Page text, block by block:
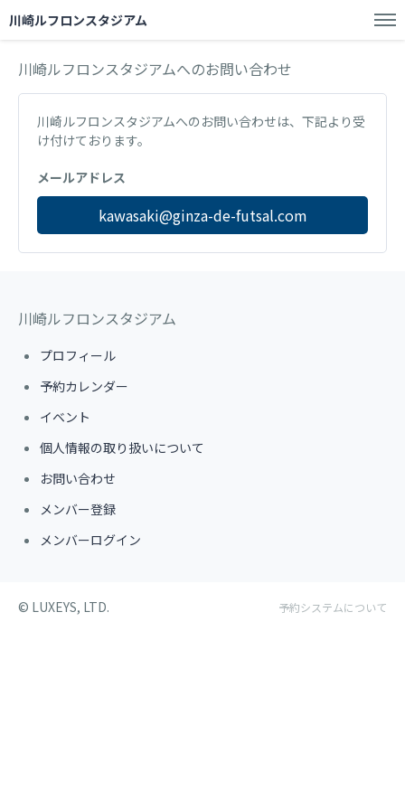
川崎ルフロンスタジアム
川崎ルフロンスタジアムへのお問い合わせ
川崎ルフロンスタジアムへのお問い合わせは、下記より受
け付けております。
メールアドレス
kawasaki@ginza-de-futsal.com
川崎ルフロンスタジアム
プロフィール
予約カレンダー
イベント
個人情報の取り扱いについて
お問い合わせ
メンバー登録
メンバーログイン
©︎ LUXEYS, LTD. 予約システムについて